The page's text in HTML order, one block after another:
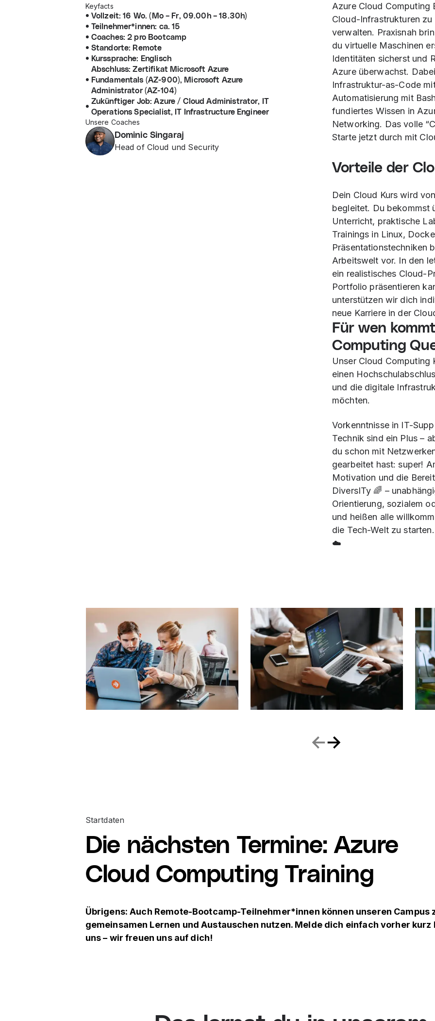
Keyfacts
Vollzeit: 16 Wo. (Mo – Fr, 09.00h – 18.30h)
Teilnehmer*innen: ca. 15
Coaches: 2 pro Bootcamp
Standorte: Remote
Kurssprache: Englisch
Abschluss: Zertifikat Microsoft Azure
Fundamentals (AZ-900), Microsoft Azure
Administrator (AZ-104)
Zukünftiger Job: Azure / Cloud Administrator, IT
Operations Specialist, IT Infrastructure Engineer
Unsere Coaches
Dominic Singaraj
Head of Cloud und Security
Azure Cloud Computing
Cloud-Infrastrukturen
verwalten. Praxisnah
du virtuelle Maschinen
Identitäten sicherst und
Azure überwachst.
Infrastruktur-as-Code
Automatisierung mit
fundiertes Wissen in
Networking. Das volle
Starte jetzt durch mit
Vorteile der
Dein Cloud Kurs wird
begleitet. Du bekommst
Unterricht, praktische
Trainings in Linux,
Präsentationstechniken
Arbeitswelt vor. In den
ein realistisches Cloud-
Portfolio präsentieren
unterstützen wir dich
neue Karriere in der
Für wen
Computing
Unser Cloud Computing
einen
und die digitale
möchten.
Vorkenntnisse in IT-
Technik sind ein Plus –
du schon mit
gearbeitet hast: super!
Motivation und die
DiversITy 🌈 –
Orientierung, sozialem
und heißen alle
die Tech-Welt zu
☁️
Startdaten
Die nächsten Termine: Azure
Cloud Computing Training
Übrigens: Auch Remote-Bootcamp-Teilnehmer*innen können unseren Campus
gemeinsamen Lernen und Austauschen nutzen. Melde dich einfach vorher kurz
uns – wir freuen uns auf dich!